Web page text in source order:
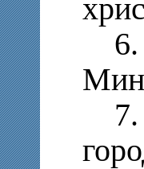
6.
7.